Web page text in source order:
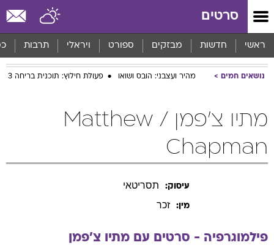
סרטים
ראשי חדשות מבזקים ספורט ויראלי תרבות
נושאים חמים מהיר ועצבני: הובס ושואו פעולת חילוץ: תוכנית בריחה 3
מתיו צ'פמן / Matthew
Chapman
עיסוק: תסריטאי
מין: זכר
פילמוגרפיה - סרטים עם מתיו צ'פמן